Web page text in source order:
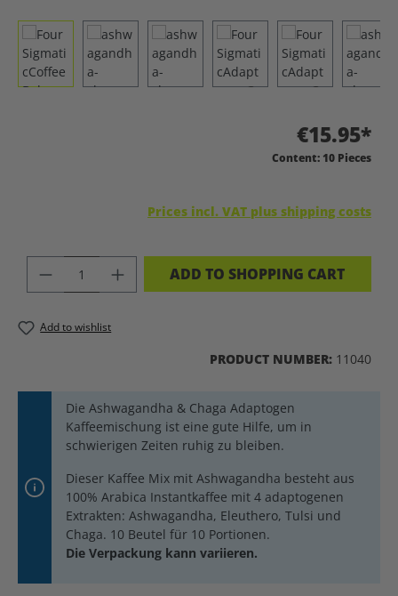
€15.95*
Content: 10 Pieces
Prices incl. VAT plus shipping costs
PRODUCT QUANTITY: ENTER THE
ADD TO SHOPPING CART
Add to wishlist
PRODUCT NUMBER: 11040
Die Ashwagandha & Chaga Adaptogen
Kaffeemischung ist eine gute Hilfe, um in
schwierigen Zeiten ruhig zu bleiben.
Dieser Kaffee Mix mit Ashwagandha besteht aus
100% Arabica Instantkaffee mit 4 adaptogenen
Extrakten: Ashwagandha, Eleuthero, Tulsi und
Chaga. 10 Beutel für 10 Portionen.
Die Verpackung kann variieren.